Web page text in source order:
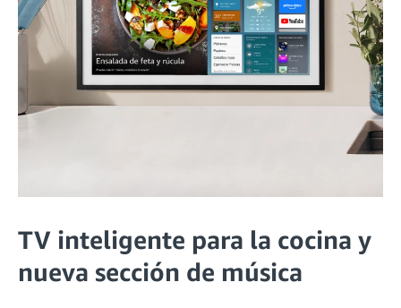
TV inteligente para la cocina y
nueva sección de música